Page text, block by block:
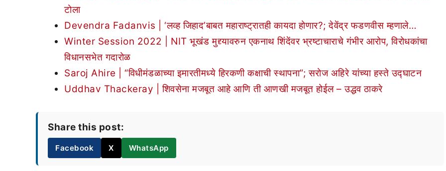
टोला
Devendra Fadanvis | ‘लव्ह जिहाद’बाबत महाराष्ट्रातही कायदा होणार?; देवेंद्र फडणवीस म्हणाले…
Winter Session 2022 | NIT भूखंड मुद्द्यावरुन एकनाथ शिंदेंवर भ्रष्टाचाराचे गंभीर आरोप, विरोधकांचा
विधानसभेत गदारोळ
Saroj Ahire | “विधीमंडळाच्या इमारतीमध्ये हिरकणी कक्षाची स्थापना”; सरोज अहिरे यांच्या हस्ते उद्घाटन
Uddhav Thackeray | शिवसेना मजबूत आहे आणि ती आणखी मजबूत होईल – उद्धव ठाकरे
Share this post:
Facebook X WhatsApp